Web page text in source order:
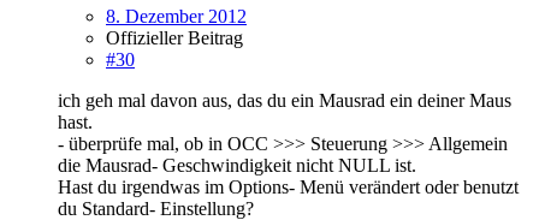
8. Dezember 2012
Offizieller Beitrag
#30
ich geh mal davon aus, das du ein Mausrad ein deiner Maus
hast.
- überprüfe mal, ob in OCC >>> Steuerung >>> Allgemein
die Mausrad- Geschwindigkeit nicht NULL ist.
Hast du irgendwas im Options- Menü verändert oder benutzt
du Standard- Einstellung?